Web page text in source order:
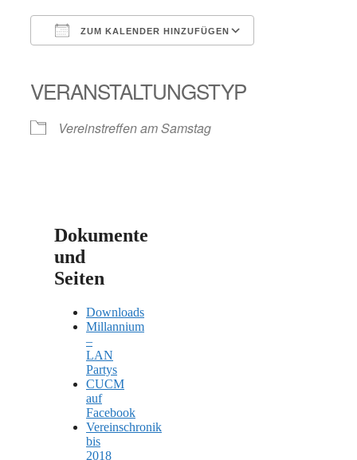
ZUM KALENDER HINZUFÜGEN
VERANSTALTUNGSTYP
Vereinstreffen am Samstag
Dokumente
und
Seiten
Downloads
Millannium
–
LAN
Partys
CUCM
auf
Facebook
Vereinschronik
bis
2018